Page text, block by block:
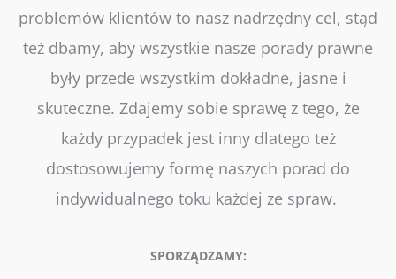
problemów klientów to nasz nadrzędny cel, stąd
też dbamy, aby wszystkie nasze porady prawne
były przede wszystkim dokładne, jasne i
skuteczne. Zdajemy sobie sprawę z tego, że
każdy przypadek jest inny dlatego też
dostosowujemy formę naszych porad do
indywidualnego toku każdej ze spraw.
SPORZĄDZAMY: